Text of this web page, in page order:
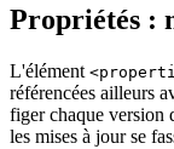
Propriétés :
L'élément
référencées ailleurs
figer chaque version
les mises à jour se